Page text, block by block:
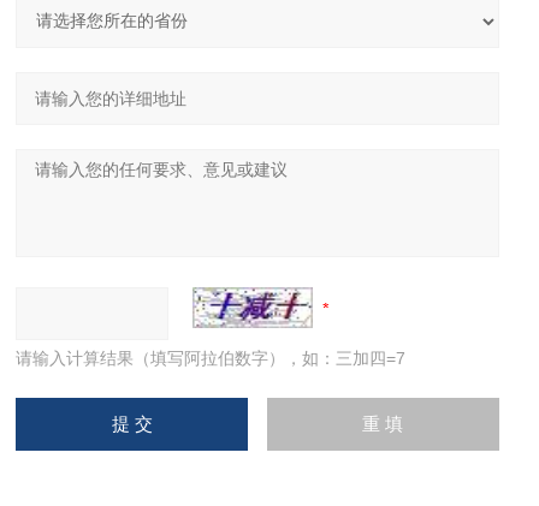
请输入计算结果（填写阿拉伯数字），如：三加四=7